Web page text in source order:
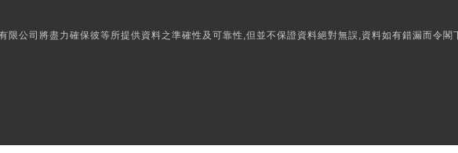
限公司將盡力確保彼等所提供資料之準確性及可靠性,但並不保證資料絕對無誤,資料如有錯漏而令